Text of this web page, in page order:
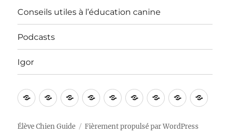
Conseils utiles à l’éducation canine
Podcasts
Igor
Bienvenue
VidéosApprentissages
Nos In
ContactConseils
à
Podcasts
Igor
Élève Chien Guide Fièrement propulsé par WordPress